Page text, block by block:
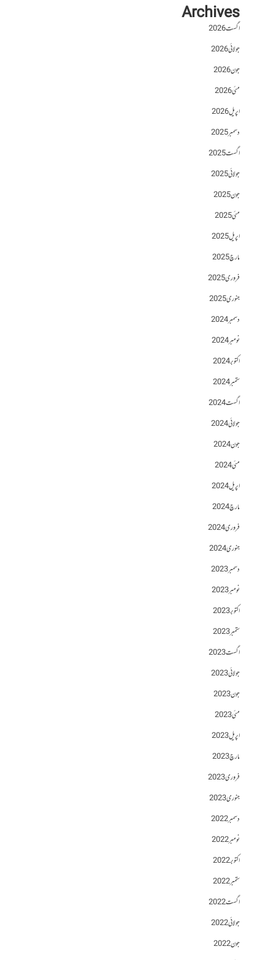
Archives
اگست 2026
جولائی 2026
جون 2026
مئی 2026
اپریل 2026
دسمبر 2025
اگست 2025
جولائی 2025
جون 2025
مئی 2025
اپریل 2025
مارچ 2025
فروری 2025
جنوری 2025
دسمبر 2024
نومبر 2024
اکتوبر 2024
ستمبر 2024
اگست 2024
جولائی 2024
جون 2024
مئی 2024
اپریل 2024
مارچ 2024
فروری 2024
جنوری 2024
دسمبر 2023
نومبر 2023
اکتوبر 2023
ستمبر 2023
اگست 2023
جولائی 2023
جون 2023
مئی 2023
اپریل 2023
مارچ 2023
فروری 2023
جنوری 2023
دسمبر 2022
نومبر 2022
اکتوبر 2022
ستمبر 2022
اگست 2022
جولائی 2022
جون 2022